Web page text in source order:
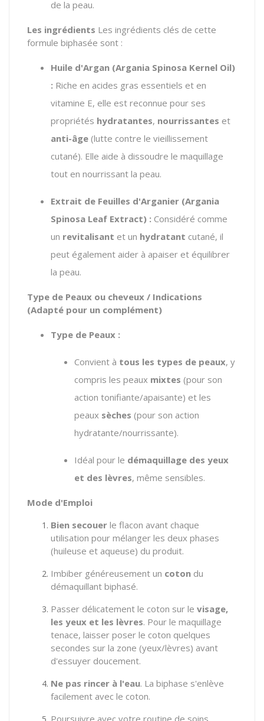
de la peau.
Les ingrédients Les ingrédients clés de cette
formule biphasée sont :
Huile d'Argan (Argania Spinosa Kernel Oil)
: Riche en acides gras essentiels et en
vitamine E, elle est reconnue pour ses
propriétés hydratantes, nourrissantes et
anti-âge (lutte contre le vieillissement
cutané). Elle aide à dissoudre le maquillage
tout en nourrissant la peau.
Extrait de Feuilles d'Arganier (Argania
Spinosa Leaf Extract) : Considéré comme
un revitalisant et un hydratant cutané, il
peut également aider à apaiser et équilibrer
la peau.
Type de Peaux ou cheveux / Indications
(Adapté pour un complément)
Type de Peaux :
Convient à tous les types de peaux, y
compris les peaux mixtes (pour son
action tonifiante/apaisante) et les
peaux sèches (pour son action
hydratante/nourrissante).
Idéal pour le démaquillage des yeux
et des lèvres, même sensibles.
Mode d'Emploi
Bien secouer le flacon avant chaque
utilisation pour mélanger les deux phases
(huileuse et aqueuse) du produit.
Imbiber généreusement un coton du
démaquillant biphasé.
Passer délicatement le coton sur le visage,
les yeux et les lèvres. Pour le maquillage
tenace, laisser poser le coton quelques
secondes sur la zone (yeux/lèvres) avant
d'essuyer doucement.
Ne pas rincer à l'eau. La biphase s'enlève
facilement avec le coton.
Poursuivre avec votre routine de soins